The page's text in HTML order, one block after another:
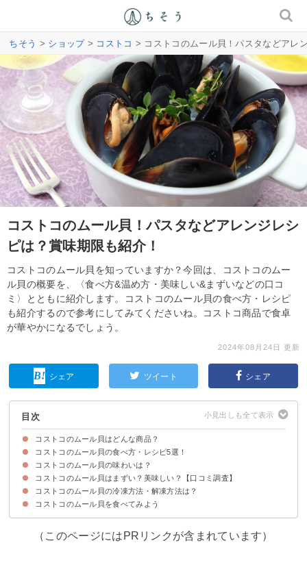
ちそう > ショップ> コストコ > コストコのムール貝！パスタなどアレ
コストコのムール貝！パスタなどアレンジレシ
ピは？賞味期限も紹介！
コストコのムール貝を知っていますか？今回は、コストコのムー
ル貝の概要を、〈食べ方&温め方・美味しい&まずいなどの口コ
ミ〉とともに紹介します。コストコのムール貝の食べ方・レシピ
も紹介するので参考にしてみてくださいね。コストコ商品で食卓
が華やかになるでしょう。
2024年08月24日 更新
シェア ツイート シェア
目次
コストコのムール貝はどんな商品？
コストコのムール貝の概要
コストコのムール貝の値段・価格
コストコのムール貝の賞味期限・消費期限
コストコのムール貝のカロリー・糖質
コストコのムール貝はどこに売ってる？売り場は？
コストコのムール貝の食べ方・レシピ5選！
①ムール貝とトマトのパスタ
②ムール貝の簡単アクアパッツァ
③ムール貝とエビの本格パエリア
④ムール貝たっぷりエスニック風スープ
⑤白身魚とムール貝の絶品アヒージョ
コストコのムール貝の味わいは？
①ハマグリのような濃い味
②絶妙なバランスの塩気
③弾力のある食感
コストコのムール貝はまずい？美味しい？【口コミ調査】
コストコのムール貝が美味しいと感じる人の口コミ
コストコのムール貝がまずいと感じる人の口コミ
コストコのムール貝の冷凍方法・解凍方法は？
コストコのムール貝の冷凍方法
コストコのムール貝の解凍方法
コストコのムール貝を食べてみよう
（このページにはPRリンクが含まれています）